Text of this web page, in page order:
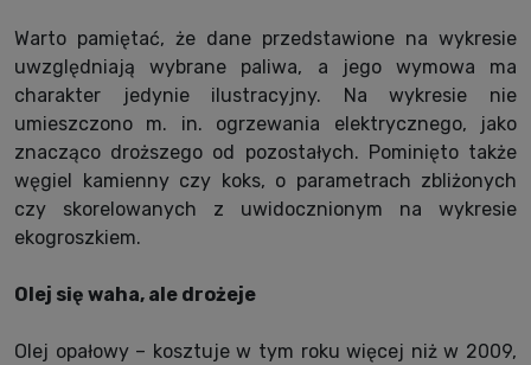
Warto pamiętać, że dane przedstawione na wykresie
uwzględniają wybrane paliwa, a jego wymowa ma
charakter jedynie ilustracyjny. Na wykresie nie
umieszczono m. in. ogrzewania elektrycznego, jako
znacząco droższego od pozostałych. Pominięto także
węgiel kamienny czy koks, o parametrach zbliżonych
czy skorelowanych z uwidocznionym na wykresie
ekogroszkiem.
Olej się waha, ale drożeje
Olej opałowy – kosztuje w tym roku więcej niż w 2009,